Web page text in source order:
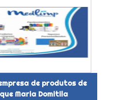
de produtos de
Maria Domitila